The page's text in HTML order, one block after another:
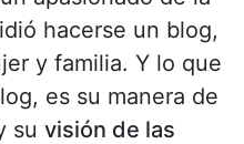
hacerse un blog,
y familia. Y lo que
es su manera de
su visión de las